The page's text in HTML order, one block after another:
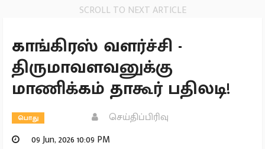
SCROLL TO NEXT ARTICLE
காங்கிரஸ் வளர்ச்சி -
திருமாவளவனுக்கு
மாணிக்கம் தாகூர் பதிலடி!
பொது
செய்திப்பிரிவு
09 Jun, 2026 10:09 PM